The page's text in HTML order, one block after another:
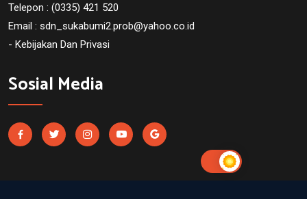
Telepon : (0335) 421 520
Email : sdn_sukabumi2.prob@yahoo.co.id
- Kebijakan Dan Privasi
Sosial Media